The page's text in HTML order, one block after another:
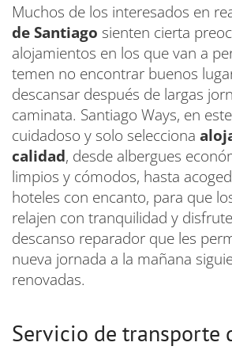
Muchos de los interesados en
de Santiago sienten cierta
alojamientos en los que van a
temen no encontrar buenos
descansar después de largas
caminata. Santiago Ways, en
cuidadoso y solo selecciona
calidad, desde albergues
limpios y cómodos, hasta
hoteles con encanto, para que
relajen con tranquilidad y
descanso reparador que les
nueva jornada a la mañana
renovadas.
Servicio de transporte